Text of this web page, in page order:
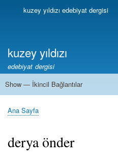
Birincilkuzey yıldızı edebiyat dergisi
kuzey yıldızı
edebiyat dergisi
İkincil
Show — İkincil Bağlantılar
1
2
3
4
5
6
7
8
9
10
11
12
13
Sayfa
Ana Sayfa
derya önder